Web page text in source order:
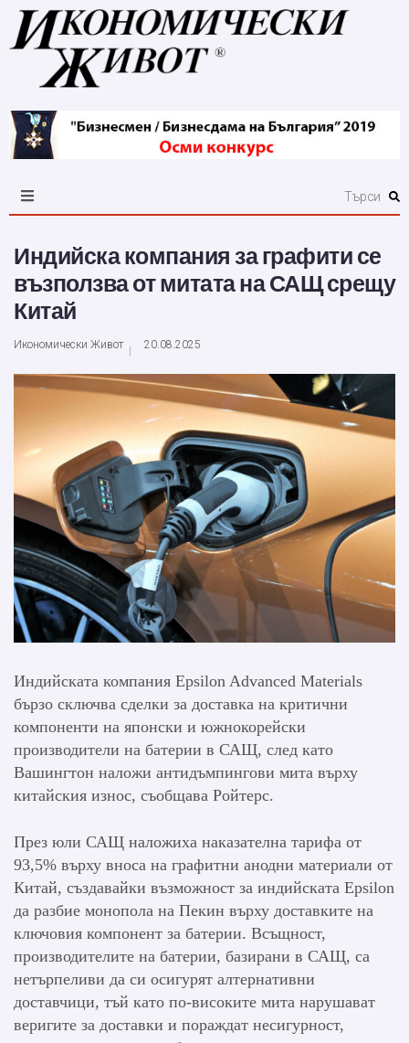
Индийска компания за графити се
възползва от митата на САЩ срещу
Китай
Икономически Живот 20.08.2025
Индийската компания Epsilon Advanced Materials
бързо сключва сделки за доставка на критични
компоненти на японски и южнокорейски
производители на батерии в САЩ, след като
Вашингтон наложи антидъмпингови мита върху
китайския износ, съобщава Ройтерс.
През юли САЩ наложиха наказателна тарифа от
93,5% върху вноса на графитни анодни материали от
Китай, създавайки възможност за индийската Epsilon
да разбие монопола на Пекин върху доставките на
ключовия компонент за батерии. Всъщност,
производителите на батерии, базирани в САЩ, са
нетърпеливи да си осигурят алтернативни
доставчици, тъй като по-високите мита нарушават
веригите за доставки и пораждат несигурност,